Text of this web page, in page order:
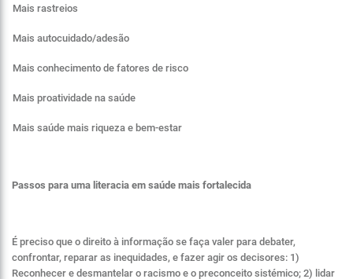
Mais rastreios
Mais autocuidado/adesão
Mais conhecimento de fatores de risco
Mais proatividade na saúde
Mais saúde mais riqueza e bem-estar
Passos para uma literacia em saúde mais fortalecida
É preciso que o direito à informação se faça valer para debater,
confrontar, reparar as inequidades, e fazer agir os decisores: 1)
Reconhecer e desmantelar o racismo e o preconceito sistémico; 2) lidar